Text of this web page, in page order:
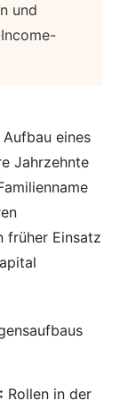
und
eines
Jahrzehnte
früher Einsatz
Rollen in der